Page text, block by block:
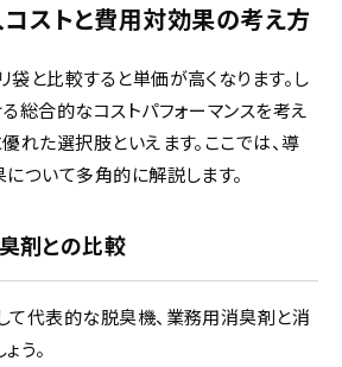
ストと費用対効果の考え方
と比較すると単価が高くなります。し
総合的なコストパフォーマンスを考え
れた選択肢といえます。ここでは、導
ついて多角的に解説します。
剤との比較
て代表的な脱臭機、業務用消臭剤と消
う。